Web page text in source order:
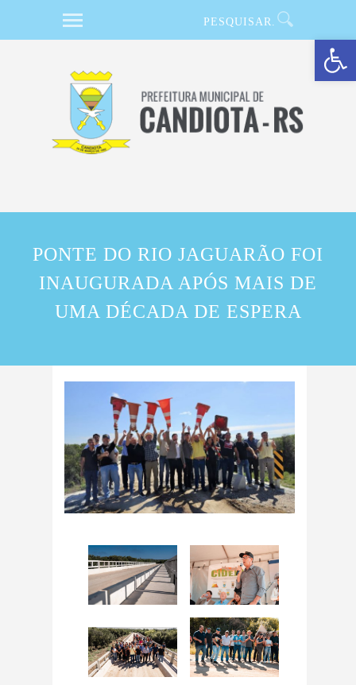
Barra de Ferramentas Aberta
PONTE DO RIO JAGUARÃO FOI
INAUGURADA APÓS MAIS DE
UMA DÉCADA DE ESPERA